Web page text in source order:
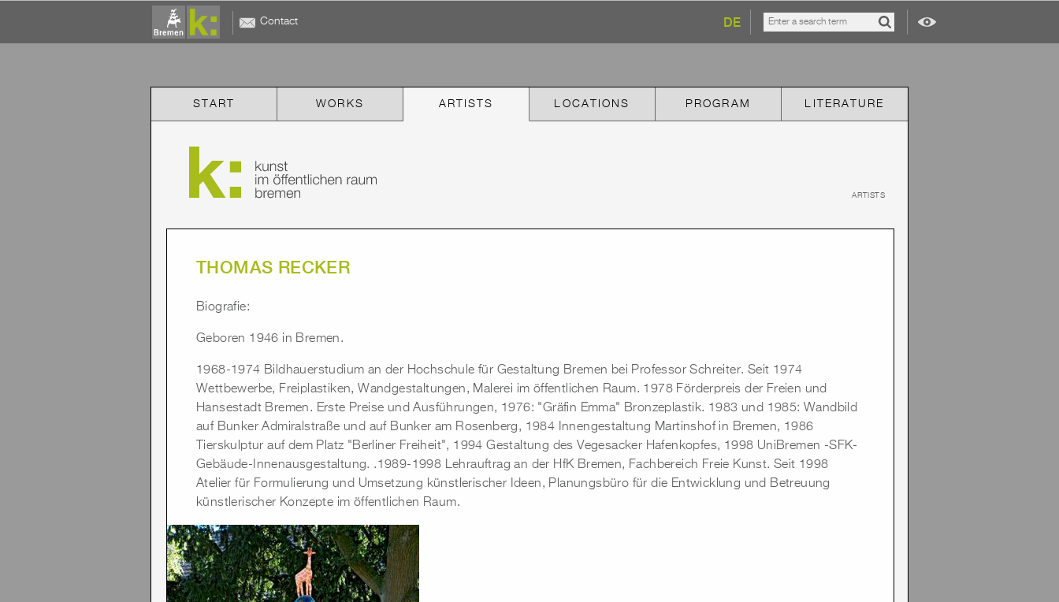
Contact DE
START WORKS ARTISTS LOCATIONS PROGRAM LITERATURE
ARTISTS
THOMAS RECKER
Biografie:
Geboren 1946 in Bremen.
1968-1974 Bildhauerstudium an der Hochschule für Gestaltung Bremen bei Professor Schreiter. Seit 1974
Wettbewerbe, Freiplastiken, Wandgestaltungen, Malerei im öffentlichen Raum. 1978 Förderpreis der Freien und
Hansestadt Bremen. Erste Preise und Ausführungen, 1976: "Gräfin Emma" Bronzeplastik. 1983 und 1985: Wandbild
auf Bunker Admiralstraße und auf Bunker am Rosenberg, 1984 Innengestaltung Martinshof in Bremen, 1986
Tierskulptur auf dem Platz "Berliner Freiheit", 1994 Gestaltung des Vegesacker Hafenkopfes, 1998 UniBremen -SFK-
Gebäude-Innenausgestaltung. .1989-1998 Lehrauftrag an der HfK Bremen, Fachbereich Freie Kunst. Seit 1998
Atelier für Formulierung und Umsetzung künstlerischer Ideen, Planungsbüro für die Entwicklung und Betreuung
künstlerischer Konzepte im öffentlichen Raum.